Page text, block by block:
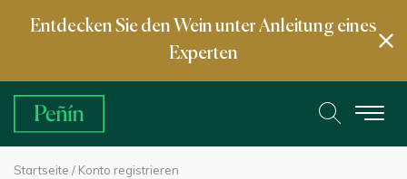
Entdecken Sie den Wein unter Anleitung eines
Experten
Startseite / Konto registrieren